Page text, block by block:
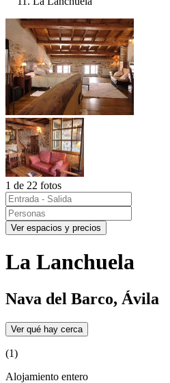
1 de 22 fotos
Ver espacios y precios
La Lanchuela
Nava del Barco, Ávila
Ver qué hay cerca
(1)
Alojamiento entero